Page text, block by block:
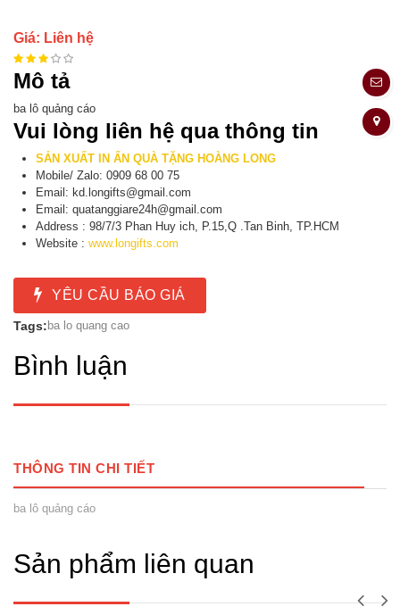
Giá: Liên hệ
Mô tả
ba lô quảng cáo
Vui lòng liên hệ qua thông tin
SẢN XUẤT IN ẤN QUÀ TẶNG HOÀNG LONG
Mobile/ Zalo: 0909 68 00 75
Email: kd.longifts@gmail.com
Email: quatanggiare24h@gmail.com
Address : 98/7/3 Phan Huy ich, P.15,Q .Tan Binh, TP.HCM
Website : www.longifts.com
YÊU CẦU BÁO GIÁ
Tags: ba lo quang cao
Bình luận
THÔNG TIN CHI TIẾT
ba lô quảng cáo
Sản phẩm liên quan